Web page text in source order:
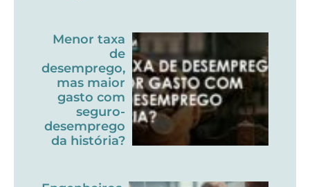
Menor taxa
de
desemprego,
mas maior
gasto com
seguro-
desemprego
da história?